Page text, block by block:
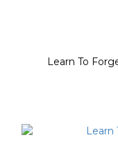
Learn To